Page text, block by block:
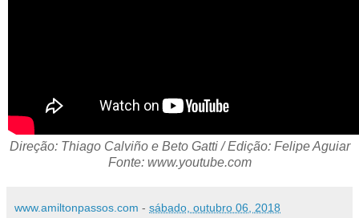
Direção: Thiago Calviño e Beto Gatti / Edição: Felipe Aguiar
Fonte: www.youtube.com
www.amiltonpassos.com - sábado, outubro 06, 2018